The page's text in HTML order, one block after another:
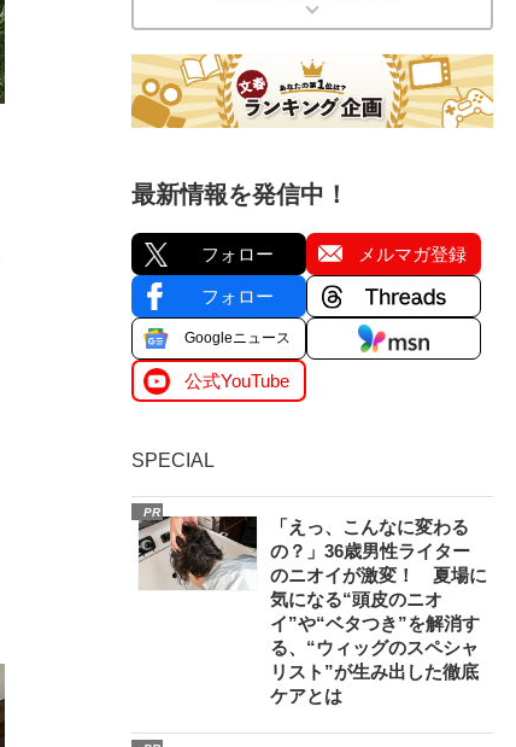
最新情報を発信中！
フォロー メルマガ登録
フォロー
Googleニュース
公式YouTube
SPECIAL
PR
「えっ、こんなに変わる
の？」36歳男性ライター
のニオイが激変！ 夏場に
気になる“頭皮のニオ
イ”や“ベタつき”を解消す
る、“ウィッグのスペシャ
リスト”が生み出した徹底
ケアとは